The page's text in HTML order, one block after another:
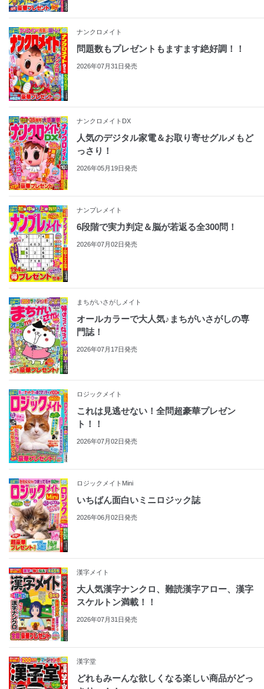
ナンクロメイト
問題数もプレゼントもますます絶好調！！
2026年07月31日発売
ナンクロメイトDX
人気のデジタル家電＆お取り寄せグルメもど
っさり！
2026年05月19日発売
ナンプレメイト
6段階で実力判定＆脳が若返る全300問！
2026年07月02日発売
まちがいさがしメイト
オールカラーで大人気♪まちがいさがしの専
門誌！
2026年07月17日発売
ロジックメイト
これは見逃せない！全問超豪華プレゼン
ト！！
2026年07月02日発売
ロジックメイトMini
いちばん面白いミニロジック誌
2026年06月02日発売
漢字メイト
大人気漢字ナンクロ、難読漢字アロー、漢字
スケルトン満載！！
2026年07月31日発売
漢字堂
どれもみーんな欲しくなる楽しい商品がどっ